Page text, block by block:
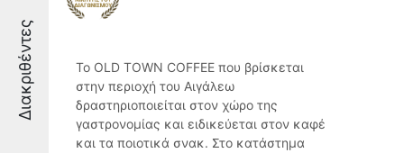
Διακριθέντες
Το OLD TOWN COFFEE που βρίσκεται
στην περιοχή του Αιγάλεω
δραστηριοποιείται στον χώρο της
γαστρονομίας και ειδικεύεται στον καφέ
και τα ποιοτικά σνακ. Στο κατάστημα